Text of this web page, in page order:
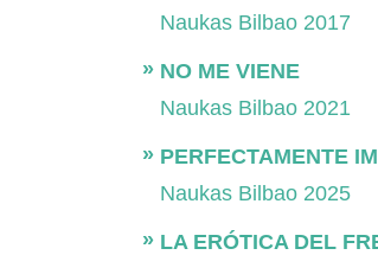
Naukas Bilbao 2017
NO ME VIENE
Naukas Bilbao 2021
PERFECTAMENTE
Naukas Bilbao 2025
LA ERÓTICA DEL